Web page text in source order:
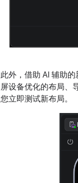
此外，借助 AI 辅助
屏设备优化的布局、
您立即测试新布局。